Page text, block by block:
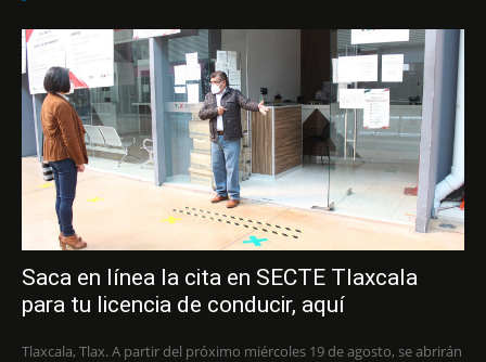
Saca en línea la cita en SECTE Tlaxcala
para tu licencia de conducir, aquí
Tlaxcala, Tlax. A partir del próximo miércoles 19 de agosto, se abrirán